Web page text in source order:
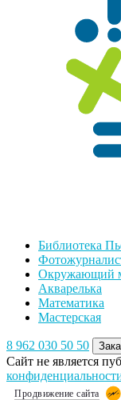
Библиотека
Окружающий
Акварелька
Математика
Мастерская
8 962 030 50 50
Сайт не является
Продвижение сайта